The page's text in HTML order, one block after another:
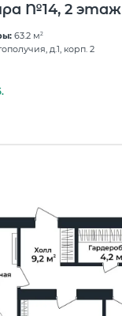
№14, 2 этаж
63.2 м2
д.1, корп. 2